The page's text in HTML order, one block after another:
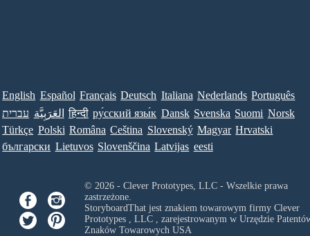
English Español Français Deutsch Italiana Nederlands Português
עברית العَرَبِيَّة हिन्दी ру́сский язы́к Dansk Svenska Suomi Norsk
Türkçe Polski Româna Ceština Slovenský Magyar Hrvatski
български Lietuvos Slovenščina Latvijas eesti
© 2026 - Clever Prototypes, LLC - Wszelkie prawa
zastrzeżone.
StoryboardThat jest znakiem towarowym firmy Clever
Prototypes , LLC, zarejestrowanym w Urzędzie
Znaków Towarowych USA